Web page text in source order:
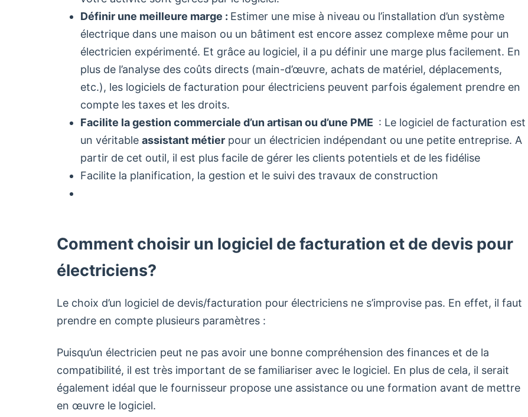
Définir une meilleure marge : Estimer une mise à niveau ou l’installation d’un système
électrique dans une maison ou un bâtiment est encore assez complexe même pour un
électricien expérimenté. Et grâce au logiciel, il a pu définir une marge plus facilement. En
plus de l’analyse des coûts directs (main-d’œuvre, achats de matériel, déplacements,
etc.), les logiciels de facturation pour électriciens peuvent parfois également prendre en
compte les taxes et les droits.
Facilite la gestion commerciale d’un artisan ou d’une PME : Le logiciel de facturation est
un véritable assistant métier pour un électricien indépendant ou une petite entreprise. A
partir de cet outil, il est plus facile de gérer les clients potentiels et de les fidélise
Facilite la planification, la gestion et le suivi des travaux de construction
Comment choisir un logiciel de facturation et de devis pour
électriciens?
Le choix d’un logiciel de devis/facturation pour électriciens ne s’improvise pas. En effet, il faut
prendre en compte plusieurs paramètres :
Puisqu’un électricien peut ne pas avoir une bonne compréhension des finances et de la
compatibilité, il est très important de se familiariser avec le logiciel. En plus de cela, il serait
également idéal que le fournisseur propose une assistance ou une formation avant de mettre
en œuvre le logiciel.